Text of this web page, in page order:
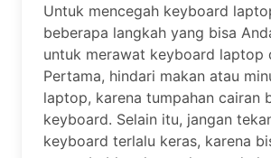
Untuk mencegah keyboard
beberapa langkah yang bisa
untuk merawat keyboard laptop
Pertama, hindari makan atau
laptop, karena tumpahan cairan
keyboard. Selain itu, jangan
keyboard terlalu keras, karena